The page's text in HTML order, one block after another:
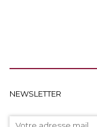
NEWSLETTER